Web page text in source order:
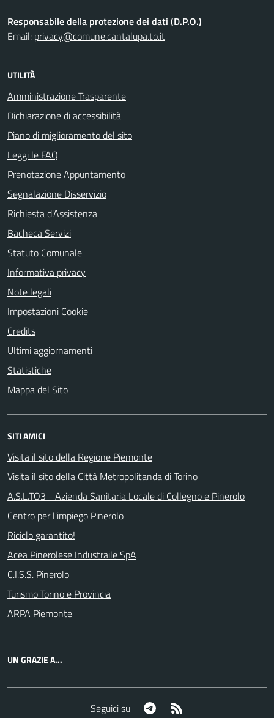
Responsabile della protezione dei dati (D.P.O.)
Email: privacy@comune.cantalupa.to.it
UTILITÀ
Amministrazione Trasparente
Dichiarazione di accessibilità
Piano di miglioramento del sito
Leggi le FAQ
Prenotazione Appuntamento
Segnalazione Disservizio
Richiesta d'Assistenza
Bacheca Servizi
Statuto Comunale
Informativa privacy
Note legali
Impostazioni Cookie
Credits
Ultimi aggiornamenti
Statistiche
Mappa del Sito
SITI AMICI
Visita il sito della Regione Piemonte
Visita il sito della Città Metropolitanda di Torino
A.S.L.TO3 - Azienda Sanitaria Locale di Collegno e Pinerolo
Centro per l'impiego Pinerolo
Riciclo garantito!
Acea Pinerolese Industraile SpA
C.I.S.S. Pinerolo
Turismo Torino e Provincia
ARPA Piemonte
UN GRAZIE A...
Seguici su Telegram